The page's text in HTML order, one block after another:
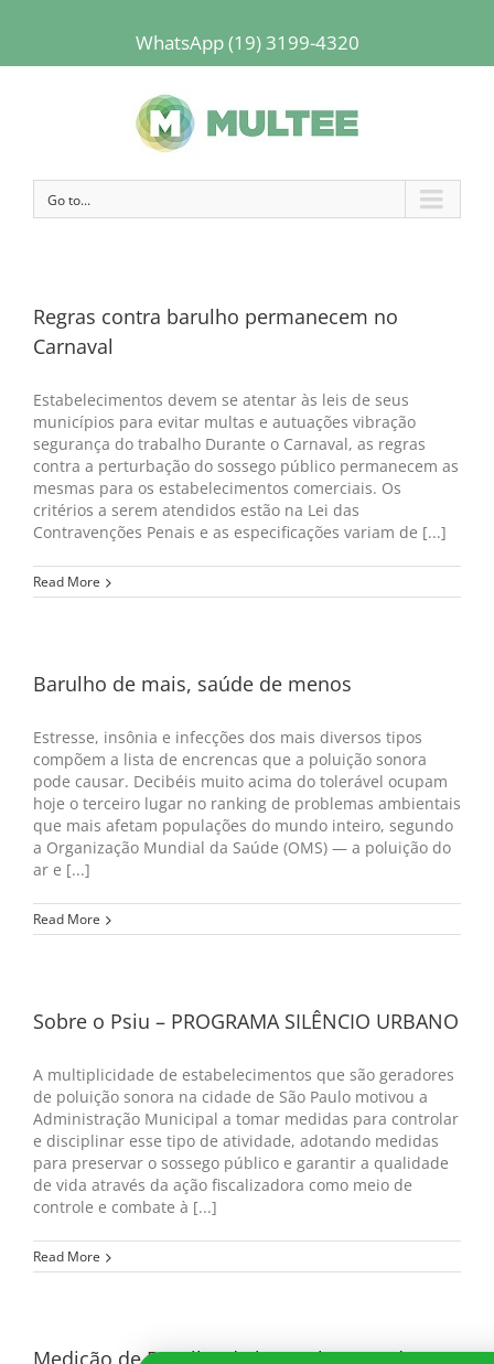
WhatsApp (19) 3199-4320
Go to...
Regras contra barulho permanecem no
Carnaval
Estabelecimentos devem se atentar às leis de seus
municípios para evitar multas e autuações vibração
segurança do trabalho Durante o Carnaval, as regras
contra a perturbação do sossego público permanecem as
mesmas para os estabelecimentos comerciais. Os
critérios a serem atendidos estão na Lei das
Contravenções Penais e as especificações variam de [...]
Read More
Barulho de mais, saúde de menos
Estresse, insônia e infecções dos mais diversos tipos
compõem a lista de encrencas que a poluição sonora
pode causar. Decibéis muito acima do tolerável ocupam
hoje o terceiro lugar no ranking de problemas ambientais
que mais afetam populações do mundo inteiro, segundo
a Organização Mundial da Saúde (OMS) — a poluição do
ar e [...]
Read More
Sobre o Psiu – PROGRAMA SILÊNCIO URBANO
A multiplicidade de estabelecimentos que são geradores
de poluição sonora na cidade de São Paulo motivou a
Administração Municipal a tomar medidas para controlar
e disciplinar esse tipo de atividade, adotando medidas
para preservar o sossego público e garantir a qualidade
de vida através da ação fiscalizadora como meio de
controle e combate à [...]
Read More
Medição de Barulho de bares, boates, da rua